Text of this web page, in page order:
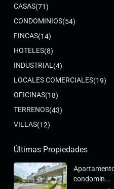
CASAS(71)
CONDOMINIOS(54)
FINCAS(14)
HOTELES(8)
INDUSTRIAL(4)
LOCALES COMERCIALES(19)
OFICINAS(18)
TERRENOS(43)
VILLAS(12)
Últimas Propiedades
condomin...